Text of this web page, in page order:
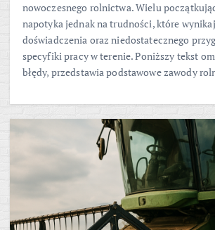
nowoczesnego rolnictwa. Wielu
napotyka jednak na trudności, które
doświadczenia oraz niedostatecznego
specyfiki pracy w terenie. Poniższy tekst
błędy, przedstawia podstawowe zawody